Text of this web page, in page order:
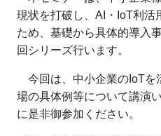
現状を打破し、AI・IoT利活
ため、基礎から具体的導入
回シリーズ行います。
今回は、中小企業のIoTを
場の具体例等について講演
に是非御参加ください。